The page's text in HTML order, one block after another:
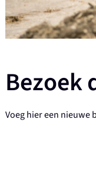
Bezoek
Voeg hier een nieuwe